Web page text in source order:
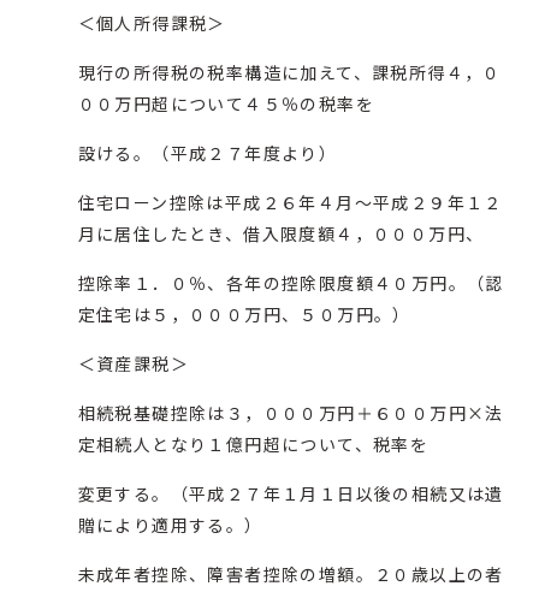
＜個人所得課税＞
現行の所得税の税率構造に加えて、課税所得４，０
００万円超について４５％の税率を
設ける。（平成２７年度より）
住宅ローン控除は平成２６年４月～平成２９年１２
月に居住したとき、借入限度額４，０００万円、
控除率１．０％、各年の控除限度額４０万円。（認
定住宅は５，０００万円、５０万円。）
＜資産課税＞
相続税基礎控除は３，０００万円＋６００万円×法
定相続人となり１億円超について、税率を
変更する。（平成２７年１月１日以後の相続又は遺
贈により適用する。）
未成年者控除、障害者控除の増額。２０歳以上の者